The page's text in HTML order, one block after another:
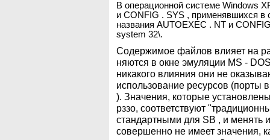
В операционной системе Windows
и CONFIG . SYS , применявшихся
названия AUTOEXEC . NT и
system 32\.
Содержимое файлов влияет на
няются в окне эмуляции MS -
никакого влияния они не
использование ресурсов (порты
). Значения, которые
рззо, соответствуют
стандартными для SB , и менять
совершенно не имеет значения,